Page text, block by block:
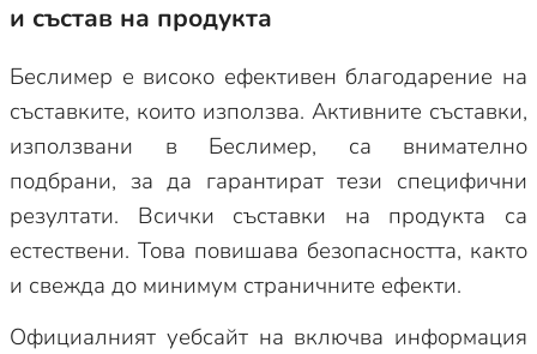
и състав на продукта
Беслимер е високо ефективен благодарение на
съставките, които използва. Активните съставки,
използвани в Беслимер, са внимателно
подбрани, за да гарантират тези специфични
резултати. Всички съставки на продукта са
естествени. Това повишава безопасността, както
и свежда до минимум страничните ефекти.
Официалният уебсайт на включва информация